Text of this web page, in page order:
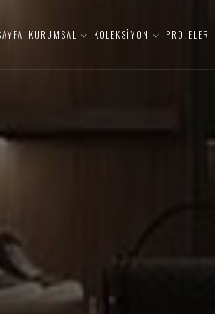
KURUMSAL KOLEKSİYON PROJELER